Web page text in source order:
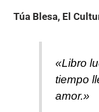
Túa Blesa, El
«Libro
tiempo
amor.»